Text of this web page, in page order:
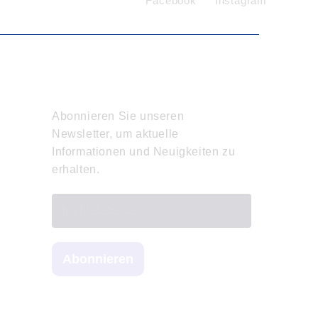
Abonnieren Sie unseren
Newsletter, um aktuelle
Informationen und Neuigkeiten zu
erhalten.